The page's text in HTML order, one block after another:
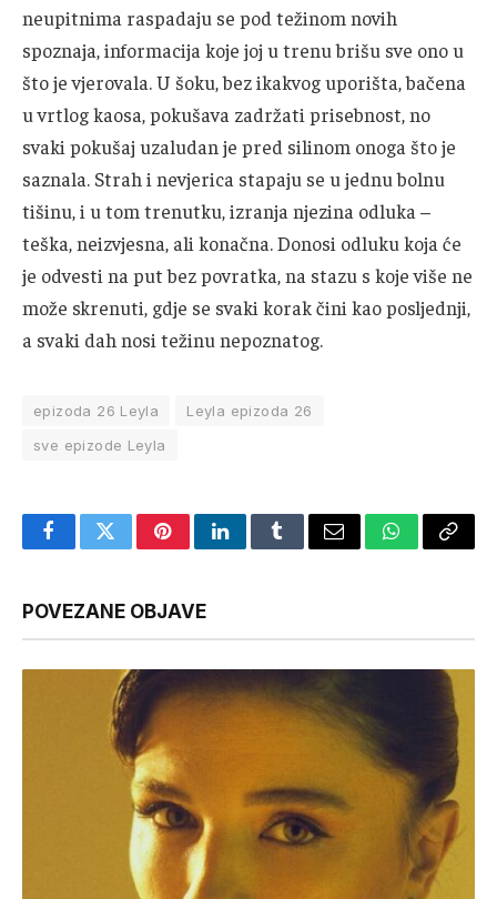
neupitnima raspadaju se pod težinom novih
spoznaja, informacija koje joj u trenu brišu sve ono u
što je vjerovala. U šoku, bez ikakvog uporišta, bačena
u vrtlog kaosa, pokušava zadržati prisebnost, no
svaki pokušaj uzaludan je pred silinom onoga što je
saznala. Strah i nevjerica stapaju se u jednu bolnu
tišinu, i u tom trenutku, izranja njezina odluka –
teška, neizvjesna, ali konačna. Donosi odluku koja će
je odvesti na put bez povratka, na stazu s koje više ne
može skrenuti, gdje se svaki korak čini kao posljednji,
a svaki dah nosi težinu nepoznatog.
epizoda 26 Leyla
Leyla epizoda 26
sve epizode Leyla
FacebookTwitterPinterestLinkedInTumblrEmail WhatsApp
Copy
POVEZANE OBJAVE